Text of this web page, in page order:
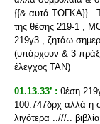
{{& αυτά ΤΟΓΚΑ}} .
της θέσης 219-1 ,
219γ3 , ζητάω
(υπάρχουν & 3
έλεγχος ΤΑΝ)
01.13.33’ : θέση
100.747δρχ αλλά η
λιγότερα ..///..